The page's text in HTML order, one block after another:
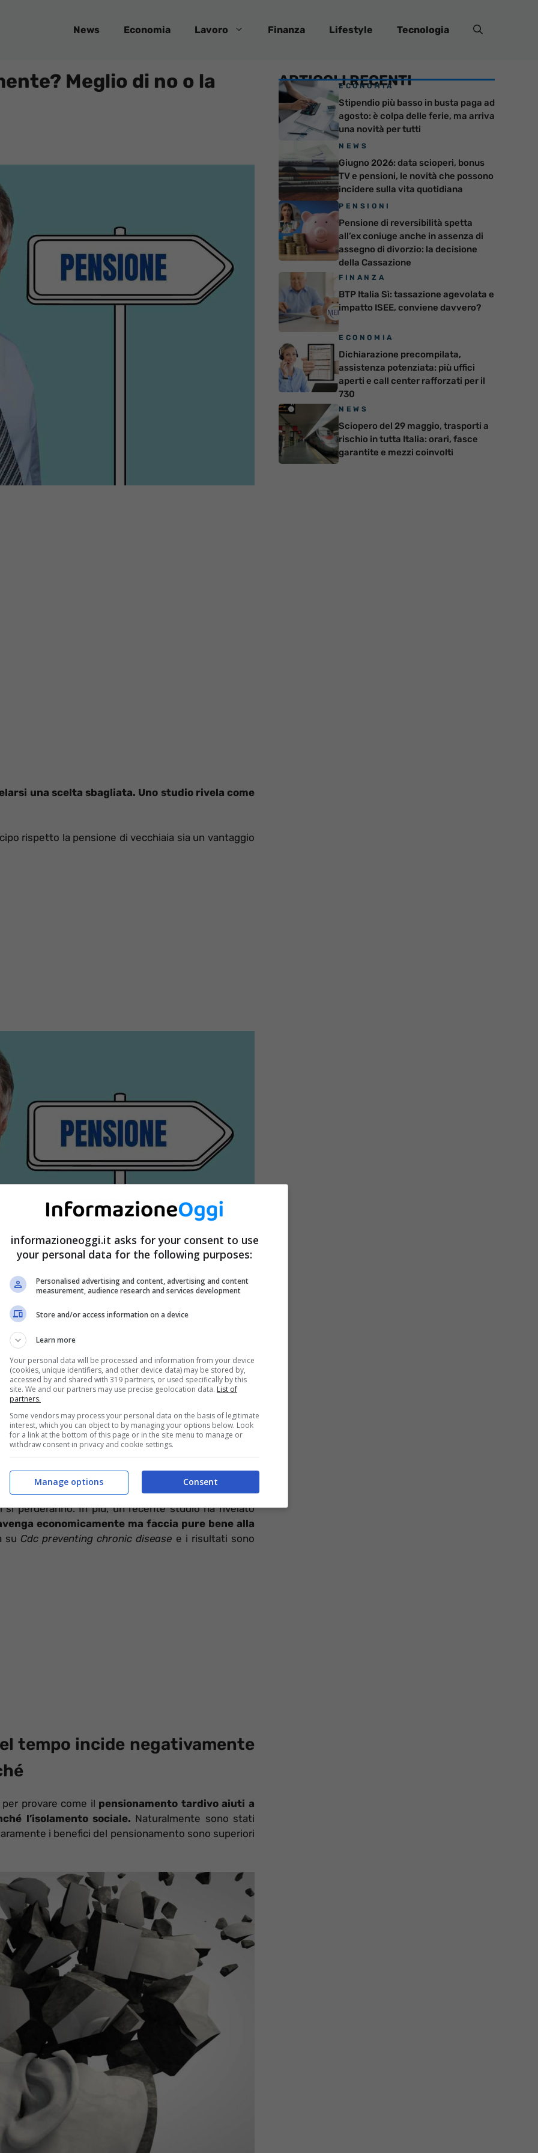
News Economia Lavoro Finanza Lifestyle Tecnologia
Meglio di no o la
una scelta sbagliata. Uno studio rivela come
rispetto la pensione di vecchiaia sia un vantaggio
per godere del meritato riposo. Dopo anni e anni
non si avranno orari da rispettare, datori di
Nell’immaginario collettivoil pensionato può
senza preoccupazioni . Probabilmente questo
parte dei pensionati fatica a vivere dignitosamente
che avrà un importo ancora più basso uscendo
perderanno. In più, un recente studio ha rivelato
economicamente ma faccia pure bene alla
su Cdc preventing chronic disease e i risultati sono
tempo incide negativamente
provare come il pensionamento tardivo aiuti a
l’isolamento sociale. Naturalmente sono stati
i benefici del pensionamento sono superiori
ARTICOLI RECENTI
ECONOMIA
Stipendio più basso in busta paga ad
agosto: è colpa delle ferie, ma arriva
una novità per tutti
NEWS
Giugno 2026: data scioperi, bonus
TV e pensioni, le novità che possono
incidere sulla vita quotidiana
PENSIONI
Pensione di reversibilità spetta
all’ex coniuge anche in assenza di
assegno di divorzio: la decisione
della Cassazione
FINANZA
BTP Italia Sì: tassazione agevolata e
impatto ISEE, conviene davvero?
ECONOMIA
Dichiarazione precompilata,
assistenza potenziata: più uffici
aperti e call center rafforzati per il
730
NEWS
Sciopero del 29 maggio, trasporti a
rischio in tutta Italia: orari, fasce
garantite e mezzi coinvolti
informazioneoggi.it asks for your consent to use
your personal data for the following purposes:
Personalised advertising and content, advertising and content
measurement, audience research and services development
Store and/or access information on a device
Learn more
Your personal data will be processed and information from your device
(cookies, unique identifiers, and other device data) may be stored by,
accessed by and shared with 319 partners, or used specifically by this
site. We and our partners may use precise geolocation data. List of
partners.
Some vendors may process your personal data on the basis of legitimate
interest, which you can object to by managing your options below. Look
for a link at the bottom of this page or in the site menu to manage or
withdraw consent in privacy and cookie settings.
Consent
Manage options